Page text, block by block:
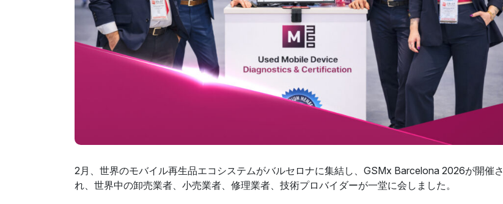
2月、世界のモバイル再生品エコシステムがバルセロナに集結し、GSMx Barcelona 2026が開催さ
れ、世界中の卸売業者、小売業者、修理業者、技術プロバイダーが一堂に会しました。